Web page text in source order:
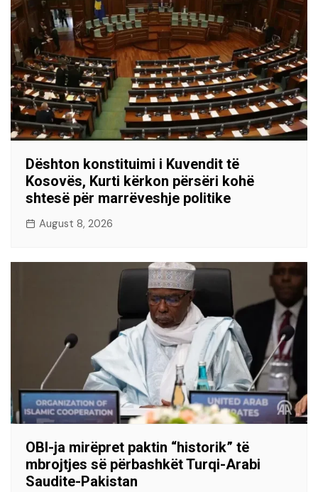
Dështon konstituimi i Kuvendit të
Kosovës, Kurti kërkon përsëri kohë
shtesë për marrëveshje politike
August 8, 2026
OBI-ja mirëpret paktin “historik” të
mbrojtjes së përbashkët Turqi-Arabi
Saudite-Pakistan